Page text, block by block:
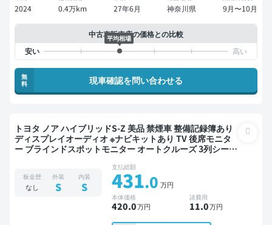
2024 0.4万km 27年6月 神奈川県 9月〜10月
中古車販売店の価格との比較
平均相場
無
料
現車確認を問い合わせる
トヨタ ノア ハイブリッドS-Z 美品 禁煙車 整備記録簿あり
ディスプレイオーディオ ※ナビキットあり TV 後席モニタ
ー ブラインドスポットモニター オートクルーズ 3列シート
カメラ 衝突軽減 両側電動スライドドア 7人乗り
板金歴
なし
外装
S
内装
S
支払総額
431.0 万円
本体価格
420.0万円
諸費用
11.0万円